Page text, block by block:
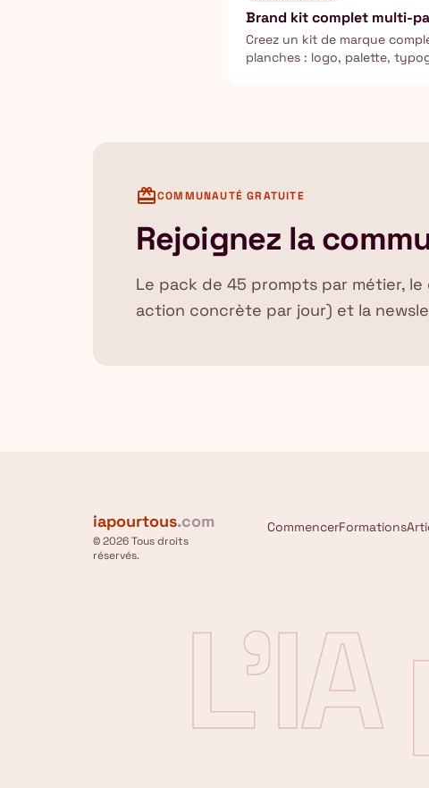
Brand kit complet multi-
Creez un kit de marque
planches : logo, palette,
card_giftcardCOMMUNAUTÉ GRATUITE
Rejoignez la
Le pack de 45 prompts par métier, le
action concrète par jour) et la
iapourtous.com
© 2026 Tous droits
réservés.
CommencerFormations